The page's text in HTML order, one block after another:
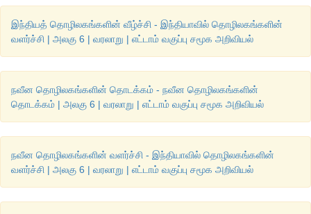
இந்தியத் தொழிலகங்களின் வீழ்ச்சி - இந்தியாவில் தொழிலகங்களின்
வளர்ச்சி | அலகு 6 | வரலாறு | எட்டாம் வகுப்பு சமூக அறிவியல்
நவீன தொழிலகங்களின் தொடக்கம் - நவீன தொழிலகங்களின்
தொடக்கம் | அலகு 6 | வரலாறு | எட்டாம் வகுப்பு சமூக அறிவியல்
நவீன தொழிலகங்களின் வளர்ச்சி - இந்தியாவில் தொழிலகங்களின்
வளர்ச்சி | அலகு 6 | வரலாறு | எட்டாம் வகுப்பு சமூக அறிவியல்